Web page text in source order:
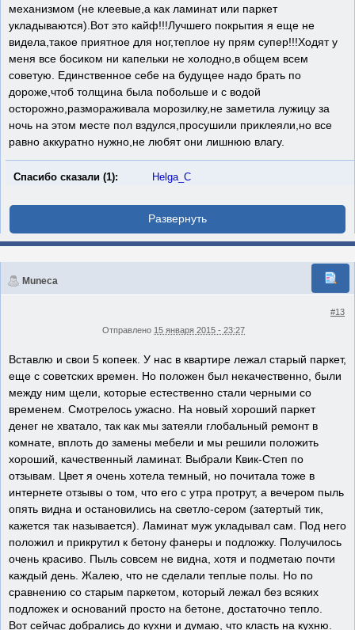
механизмом (не клеевые,а как ламинат или паркет
укладываются).Вот это кайф!!!Лучшего покрытия я еще не
видела,такое приятное для ног,теплое ну прям супер!!!Ходят у
меня все босиком ни капельки не холодно,в общем всем
советую. Единственное себе на будущее надо брать по
дороже,чтоб толщина была побольше и с водой
осторожно,размораживала морозилку,не заметила лужицу за
ночь на этом месте пол вздулся,просушили приклеяли,но все
равно аккуратно нужно,не любят они лишнюю влагу.
Спасибо сказали (1): Helga_С
Muneca
#13
Отправлено 15 января 2015 - 23:27
Вставлю и свои 5 копеек. У нас в квартире лежал старый паркет,
еще с советских времен. Но положен был некачественно, были
между ним щели, которые естественно стали черными со
временем. Смотрелось ужасно. На новый хороший паркет
денег не хватало, так как мы затеяли глобальный ремонт в
комнате, вплоть до замены мебели и мы решили положить
хороший, качественный ламинат. Выбрали Квик-Степ по
отзывам. Цвет я очень хотела темный, но почитала тоже в
интернете отзывы о том, что его с утра протрут, а вечером пыль
опять видна и остановились на светло-сером (затертый тик,
кажется так называется). Ламинат муж укладывал сам. Под него
положил и прикрутил к бетону фанеры и подложку. Получилось
очень красиво. Пыль совсем не видна, хотя и подметаю почти
каждый день. Жалею, что не сделали теплые полы. Но по
сравнению со старым паркетом, который лежал без всяких
подложек и оснований просто на бетоне, достаточно тепло.
Вот сейчас добрались до кухни и думаю, что класть на кухню.